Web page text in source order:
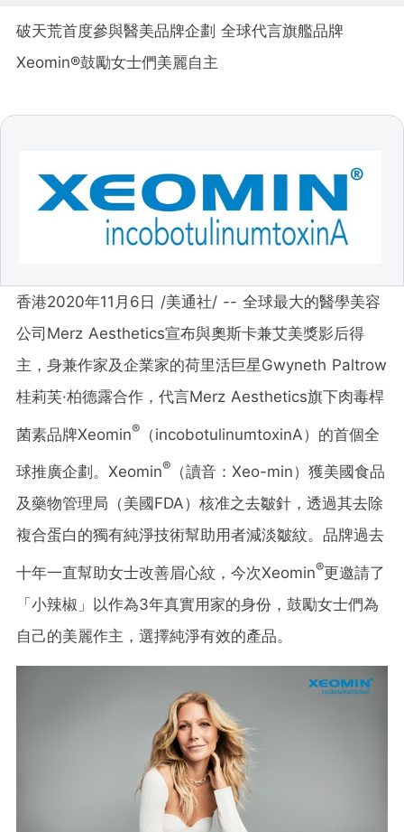
破天荒首度參與醫美品牌企劃 全球代言旗艦品牌
Xeomin®鼓勵女士們美麗自主
香港2020年11月6日 /美通社/ -- 全球最大的醫學美容
公司Merz Aesthetics宣布與奧斯卡兼艾美獎影后得
主，身兼作家及企業家的荷里活巨星Gwyneth Paltrow
桂莉芙·柏德露合作，代言Merz Aesthetics旗下肉毒桿
菌素品牌Xeomin® （incobotulinumtoxinA）的首個全
球推廣企劃。Xeomin® （讀音：Xeo-min）獲美國食品
及藥物管理局（美國FDA）核准之去皺針，透過其去除
複合蛋白的獨有純淨技術幫助用者減淡皺紋。品牌過去
十年一直幫助女士改善眉心紋，今次Xeomin®更邀請了
「小辣椒」以作為3年真實用家的身份，鼓勵女士們為
自己的美麗作主，選擇純淨有效的產品。